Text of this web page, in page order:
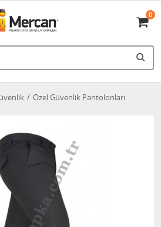
0
Özel Güvenlik Pantolonları